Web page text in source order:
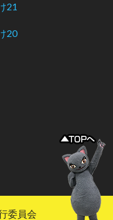
21
20
委員会